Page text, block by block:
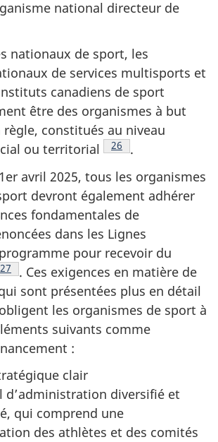
national directeur de
de page
nationaux de sport, les
de services multisports et
canadiens de sport
être des organismes à but
constitués au niveau
ou territorial
Note de bas de page
26
.
avril 2025, tous les organismes
devront également adhérer
fondamentales de
dans les Lignes
pour recevoir du
Note de bas de page
27
. Ces exigences en matière de
sont présentées plus en détail
les organismes de sport à
suivants comme
:
clair
d’administration diversifié et
qui comprend une
des athlètes et des comités